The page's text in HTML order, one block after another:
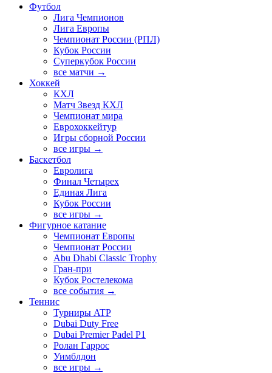
Футбол
Лига Чемпионов
Лига Европы
Чемпионат России (РПЛ)
Кубок России
Суперкубок России
все матчи →
Хоккей
КХЛ
Матч Звезд КХЛ
Чемпионат мира
Еврохоккейтур
Игры сборной России
все игры →
Баскетбол
Евролига
Финал Четырех
Единая Лига
Кубок России
все игры →
Фигурное катание
Чемпионат Европы
Чемпионат России
Abu Dhabi Classic Trophy
Гран-при
Кубок Ростелекома
все события →
Теннис
Турниры ATP
Dubai Duty Free
Dubai Premier Padel P1
Ролан Гаррос
Уимблдон
все игры →